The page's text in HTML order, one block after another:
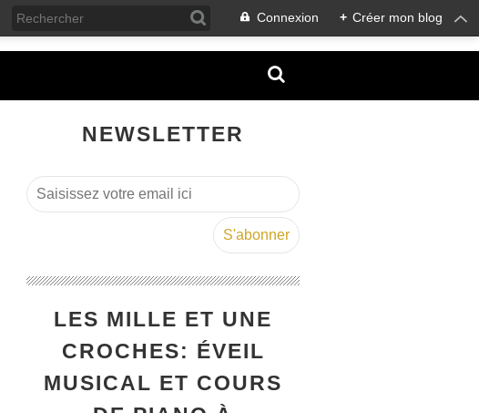
Connexion + Créer mon blog
NEWSLETTER
LES MILLE ET UNE
CROCHES: ÉVEIL
MUSICAL ET COURS